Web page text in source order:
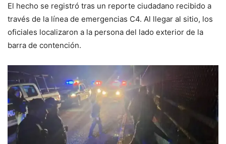
El hecho se registró tras un reporte ciudadano recibido a
través de la línea de emergencias C4. Al llegar al sitio, los
oficiales localizaron a la persona del lado exterior de la
barra de contención.